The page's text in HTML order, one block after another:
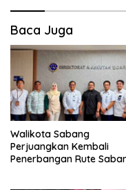
Baca Juga
Walikota Sabang
Perjuangkan Kembali
Penerbangan Rute